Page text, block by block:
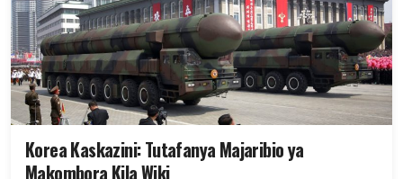
Korea Kaskazini: Tutafanya Majaribio ya
Makombora Kila Wiki